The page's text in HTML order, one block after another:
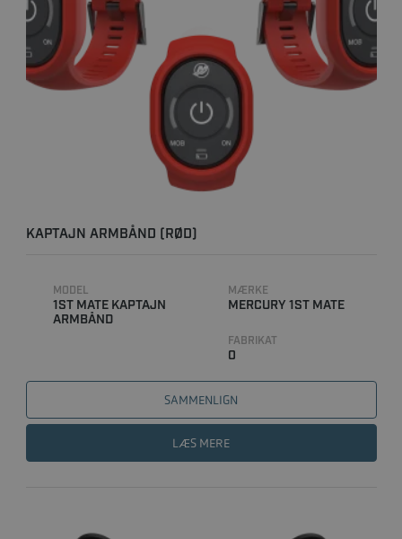
KAPTAJN ARMBÅND (RØD)
MODEL
1ST MATE KAPTAJN
ARMBÅND
MÆRKE
MERCURY 1ST MATE
FABRIKAT
0
SAMMENLIGN
LÆS MERE